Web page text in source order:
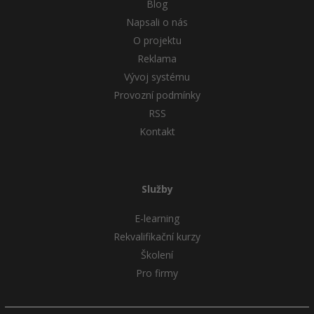
Kybernetická bezpečnost
Blog
Napsali o nás
O projektu
Reklama
Vývoj systému
Provozní podmínky
RSS
Kontakt
Služby
E-learning
Rekvalifikační kurzy
Školení
Pro firmy